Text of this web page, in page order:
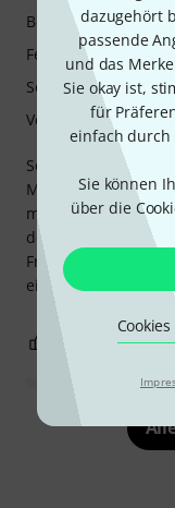
dazugehört
passende
und das
Sie okay ist,
für
einfach durch
Sie können
über die
Solange man nicht
Monitorweg braucht
mehrere Personen
demselben Mix
Frequenzen frei,
einfacheren
Bedienung
Features
Sound
Verarbeitung
0